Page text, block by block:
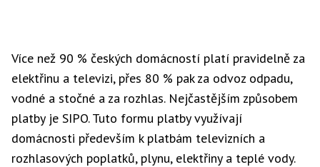
Více než 90 % českých domácností platí pravidelně za
elektřinu a televizi, přes 80 % pak za odvoz odpadu,
vodné a stočné a za rozhlas. Nejčastějším způsobem
platby je SIPO. Tuto formu platby využívají
domácnosti především k platbám televizních a
rozhlasových poplatků, plynu, elektřiny a teplé vody.